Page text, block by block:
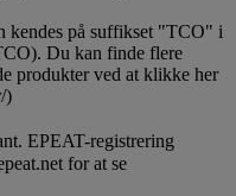
kendes på suffikset "TCO" i
Du kan finde flere
produkter ved at klikke her
)
EPEAT-registrering
for at se